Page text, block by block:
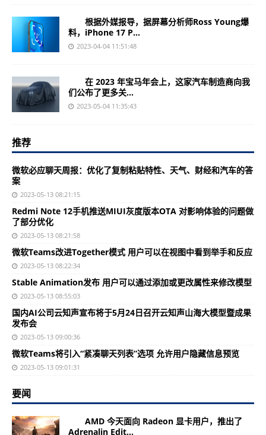
根据外媒报导，据屏幕分析师Ross Young爆
料，iPhone 17 P...
2023-04-04 11:51:48
在 2023 年宝马年会上，这家汽车制造商向我
们公布了更多关...
2023-05-04 11:35:43
推荐
微软必应聊天周报：优化了复制粘贴特性、天气、财经和汽车的答
案
2023-05-13 08:21:15
Redmi Note 12手机推送MIUI灰度版本OTA 对影响体验的问题做
了部分优化
2023-05-13 08:21:58
微软Teams改进Together模式 用户可以在视图中看到举手和反应
2023-05-13 08:22:34
Stable Animation发布 用户可以通过添加或更改属性来修改模型
2023-05-13 08:55:03
国内AI公司云知声宣布将于5月24日召开云知声山海大模型暨成果
发布会
2023-05-13 09:00:36
微软Teams将引入“紧凑聊天列表”选项 允许用户隐藏信息预览
2023-05-13 09:01:31
要闻
AMD 今天面向 Radeon 显卡用户，推出了
Adrenalin Edit...